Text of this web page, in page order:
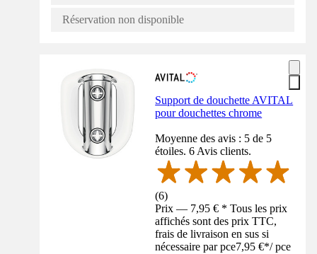
Réservation non disponible
Support de douchette AVITAL
pour douchettes chrome
Moyenne des avis : 5 de 5
étoiles. 6 Avis clients.
(6)
Prix — 7,95 € * Tous les prix
affichés sont des prix TTC,
frais de livraison en sus si
nécessaire par pce7,95 €*/ pce